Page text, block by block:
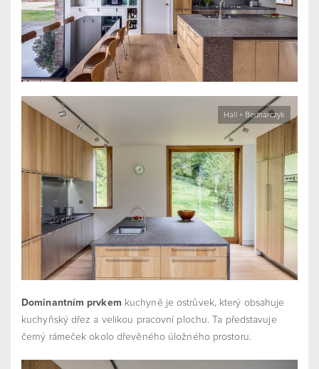
Hall + Bednarczyk
Dominantním prvkem kuchyně je ostrůvek, který obsahuje
kuchyňský dřez a velikou pracovní plochu. Ta představuje
černý rámeček okolo dřevěného úložného prostoru.